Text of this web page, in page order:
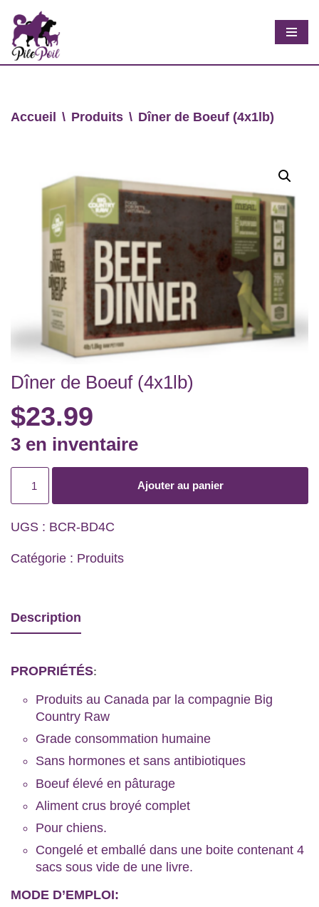
Aller
au
Accueil \ Produits \ Dîner de Boeuf (4x1lb)
Dîner de Boeuf (4x1lb)
$23.99
3 en inventaire
Ajouter au panier
UGS : BCR-BD4C
Catégorie : Produits
Description
PROPRIÉTÉS:
Produits au Canada par la compagnie Big
Country Raw
Grade consommation humaine
Sans hormones et sans antibiotiques
Boeuf élevé en pâturage
Aliment crus broyé complet
Pour chiens.
Congelé et emballé dans une boite contenant 4
sacs sous vide de une livre.
MODE D’EMPLOI: